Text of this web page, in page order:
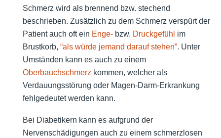
Schmerz wird als brennend bzw. stechend
beschrieben. Zusätzlich zu dem Schmerz verspürt der
Patient auch oft ein Enge- bzw. Druckgefühl im
Brustkorb, “als würde jemand darauf stehen”. Unter
Umständen kann es auch zu einem
Oberbauchschmerz kommen, welcher als
Verdauungsstörung oder Magen-Darm-Erkrankung
fehlgedeutet werden kann.
Bei Diabetikern kann es aufgrund der
Nervenschädigungen auch zu einem schmerzlosen